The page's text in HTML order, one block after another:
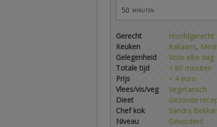
50 minuten
Gerecht
Hoofdgerecht
Keuken
Italiaans,
Gelegenheid
Voor elke dag
Totale tijd
< 60 minuten
Prijs
< 4 euro
Vlees/vis/veg
Vegetarisch
Dieet
Gezonde
Chef kok
Sandra Bekkari
Niveau
Gevorderd